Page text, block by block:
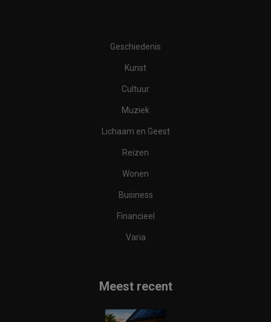
Geschiedenis
Kunst
Cultuur
Muziek
Lichaam en Geest
Reizen
Wonen
Business
Financieel
Varia
Meest recent